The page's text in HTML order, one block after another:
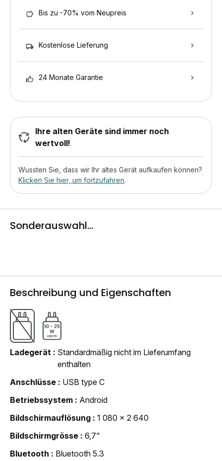
Bis zu -70% vom Neupreis
Kostenlose Lieferung
24 Monate Garantie
Ihre alten Geräte sind immer noch
wertvoll!
Wussten Sie, dass wir Ihr altes Gerät aufkaufen können?
Klicken Sie hier, um fortzufahren.
Sonderauswahl...
Beschreibung und Eigenschaften
Ladegerät
Standardmäßig nicht im Lieferumfang
enthalten
Anschlüsse
USB type C
Betriebssystem
Android
Bildschirmauflösung
1 080 x 2 640
Bildschirmgrösse
6,7"
Bluetooth
Bluetooth 5.3